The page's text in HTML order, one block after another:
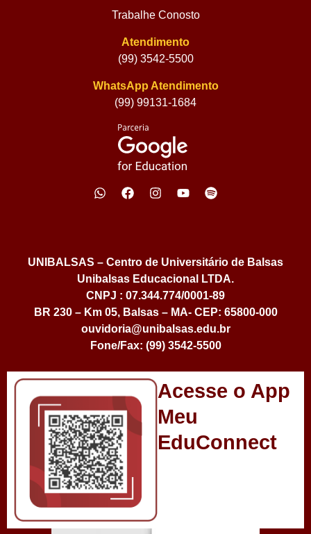
Trabalhe Conosto
Atendimento
(99) 3542-5500
WhatsApp Atendimento
(99) 99131-1684
UNIBALSAS – Centro de Universitário de Balsas
Unibalsas Educacional LTDA.
CNPJ : 07.344.774/0001-89
BR 230 – Km 05, Balsas – MA- CEP: 65800-000
ouvidoria@unibalsas.edu.br
Fone/Fax: (99) 3542-5500
Acesse o App
Meu
EduConnect